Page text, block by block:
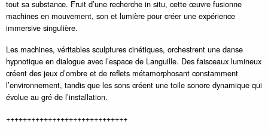
tout sa substance. Fruit d’une recherche in situ, cette œuvre fusionne
machines en mouvement, son et lumière pour créer une expérience
immersive singulière.
Les machines, véritables sculptures cinétiques, orchestrent une danse
hypnotique en dialogue avec l’espace de Languille. Des faisceaux lumineux
créent des jeux d’ombre et de reflets métamorphosant constamment
l’environnement, tandis que les sons créent une toile sonore dynamique qui
évolue au gré de l’installation.
+++++++++++++++++++++++++++++